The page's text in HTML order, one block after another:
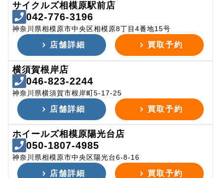
サイクルズ相模原駅前店
042-776-3196
神奈川県相模原市中央区相模原8丁目4番地15号
店舗詳細 買取予約
横須賀根岸店
046-823-2244
神奈川県横須賀市根岸町5-17-25
店舗詳細 買取予約
ホイールズ相模原陽光台店
050-1807-4985
神奈川県相模原市中央区陽光台6-8-16
店舗詳細 買取予約